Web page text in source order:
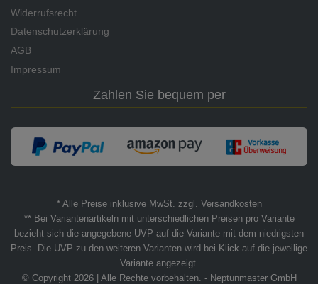
Widerrufsrecht
Datenschutzerklärung
AGB
Impressum
Zahlen Sie bequem per
* Alle Preise inklusive MwSt. zzgl. Versandkosten
** Bei Variantenartikeln mit unterschiedlichen Preisen pro Variante
bezieht sich die angegebene UVP auf die Variante mit dem niedrigsten
Preis. Die UVP zu den weiteren Varianten wird bei Klick auf die jeweilige
Variante angezeigt.
© Copyright 2026 | Alle Rechte vorbehalten. - Neptunmaster GmbH